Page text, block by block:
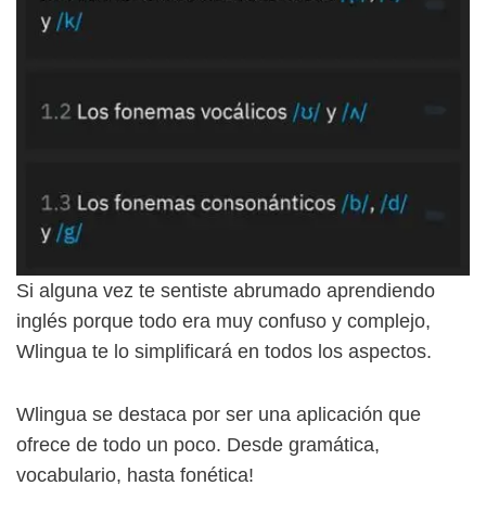
Si alguna vez te sentiste abrumado aprendiendo
inglés porque todo era muy confuso y complejo,
Wlingua te lo simplificará en todos los aspectos.
Wlingua se destaca por ser una aplicación que
ofrece de todo un poco. Desde gramática,
vocabulario, hasta fonética!